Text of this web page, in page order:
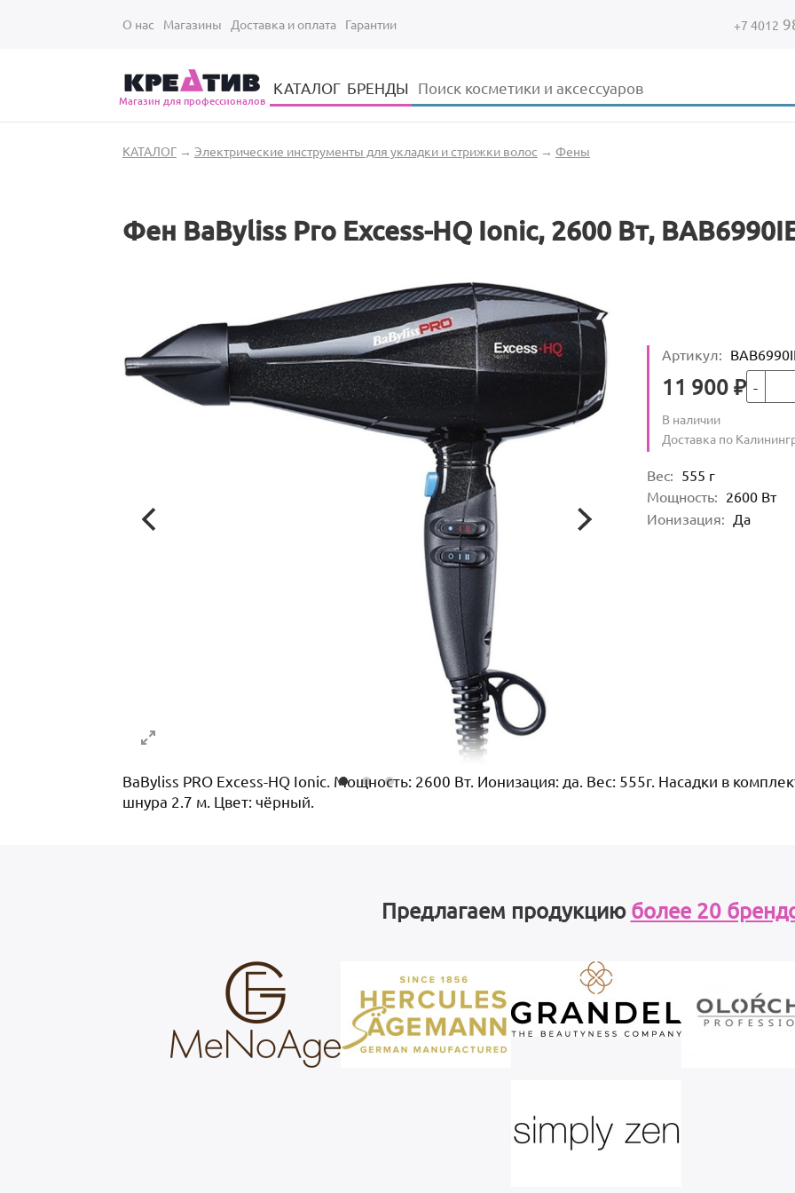
О нас Магазины Доставка и оплата Гарантии +7 4012
Магазин для профессионалов
КАТАЛОГ БРЕНДЫ Форма поиска
Поиск
Вы здесь
КАТАЛОГ→ Электрические инструменты для укладки и стрижки волос → Фены
Фен BaByliss Pro Excess-HQ Ionic, 2600 Вт,
Артикул:
Цена
11 900 ₽Кол-во
Количество
В наличии
Условия доставки
Доставка по
Характеристики
Вес: 555 г
Мощность: 2600 Вт
Ионизация: Да
BaByliss PRO Excess-HQ Ionic. Мощность: 2600 Вт. Ионизация: да. Вес: 555г. Насадки в
шнура 2.7 м. Цвет: чёрный.
Предлагаем продукцию более 20